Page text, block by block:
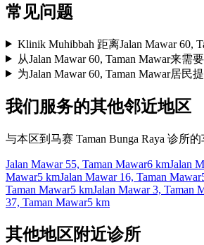
常见问题
Klinik Muhibbah 距离Jalan Mawar 60,
从Jalan Mawar 60, Taman Mawar来需
为Jalan Mawar 60, Taman Mawar居民
我们服务的其他邻近地区
与本区到马赛 Taman Bunga Raya 诊所的
Jalan Mawar 55, Taman Mawar6 kmJalan
Mawar5 kmJalan Mawar 16, Taman Mawar
Taman Mawar5 kmJalan Mawar 3, Taman
37, Taman Mawar5 km
其他地区附近诊所